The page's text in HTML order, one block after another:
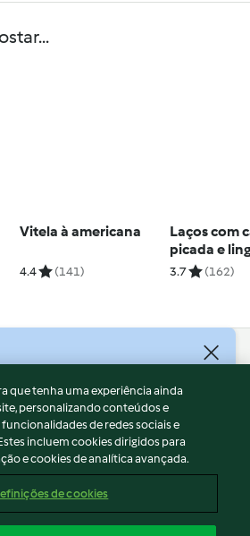
Vitela à americana
4.4 (141)
Laços com
picada e
3.7 (162)
Dados
que tenha uma experiência ainda
personalizando conteúdos e
de redes sociais e
incluem cookies dirigidos para
e cookies de analítica avançada.
de cookies